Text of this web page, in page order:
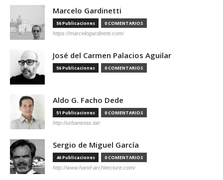
Marcelo Gardinetti
56 Publicaciones 0 COMENTARIOS
https://marcelogardinetti.com/
José del Carmen Palacios Aguilar
56 Publicaciones 0 COMENTARIOS
Aldo G. Facho Dede
51 Publicaciones 0 COMENTARIOS
http://urbanistas.lat/
Sergio de Miguel García
46 Publicaciones 0 COMENTARIOS
http://www.hand-architecture.com/